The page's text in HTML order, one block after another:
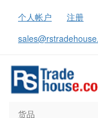
个人帐户
注册
货品